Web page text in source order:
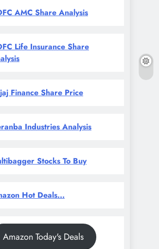
AMC Share Analysis
Life Insurance Share
Finance Share Price
Industries Analysis
Stocks To Buy
Hot Deals...
Amazon Today's Deals